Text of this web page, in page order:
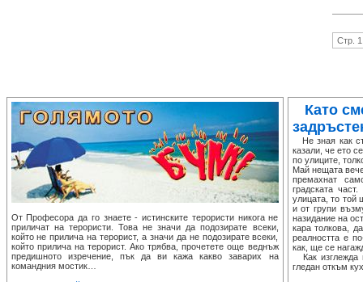
Стр.
От Професора да го знаете - истинските терористи никога не
приличат на терористи. Това не значи да подозирате всеки,
който не прилича на терорист, а значи да не подозирате всеки,
който прилича на терорист. Ако трябва, прочетете още веднъж
предишното изречение, пък да ви кажа какво заварих на
командния мостик…
Като
Не зная как
казали, че ето
по улиците,
Май нещата
премахнат
градската
улицата, то той
и от групи
назидание на
кара толкова,
реалността е
как, ще се
Как изглежда
гледан откъм